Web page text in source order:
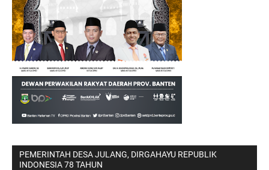
PEMERINTAH DESA JULANG, DIRGAHAYU REPUBLIK
INDONESIA 78 TAHUN